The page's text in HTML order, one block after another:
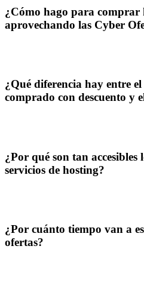
¿Cómo hago para comprar
aprovechando las Cyber
¿Qué diferencia hay entre
comprado con descuento y
¿Por qué son tan accesibles
servicios de hosting?
¿Por cuánto tiempo van a
ofertas?